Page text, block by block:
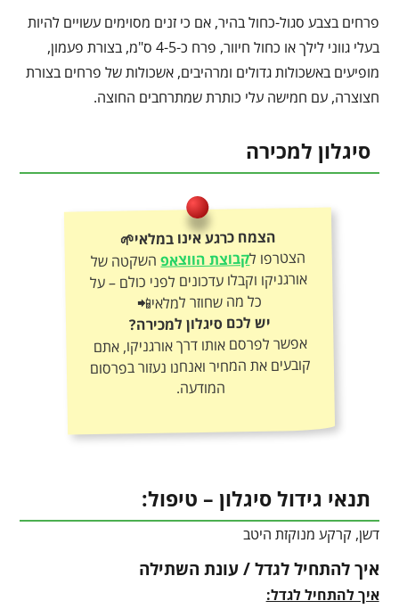
פרחים בצבע סגול-כחול בהיר, אם כי זנים מסוימים עשויים להיות
בעלי גווני לילך או כחול חיוור, פרח כ-4-5 ס"מ, בצורת פעמון,
מופיעים באשכולות גדולים ומרהיבים, אשכולות של פרחים בצורת
חצוצרה, עם חמישה עלי כותרת שמתרחבים החוצה.
סיגלון למכירה
הצמח כרגע אינו במלאי🌱
הצטרפו לקבוצת הווצאפהשקטה של
אורגניקו וקבלו עדכונים לפני כולם – על
כל מה שחוזר למלאי📲
יש לכם סיגלון למכירה?
אפשר לפרסם אותו דרך אורגניקו, אתם
קובעים את המחיר ואנחנו נעזור בפרסום
המודעה.
תנאי גידול סיגלון – טיפול:
דשן, קרקע מנוקזת היטב
איך להתחיל לגדל / עונת השתילה
איך להתחיל לגדל: